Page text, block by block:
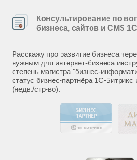
Консультирование по
бизнеса, сайтов и CMS
Расскажу про развитие бизнеса
нужным для интернет-бизнеса
степень магистра "бизнес-
статус бизнес-партнёра 1С-Битрикс
(недв./стр-во).